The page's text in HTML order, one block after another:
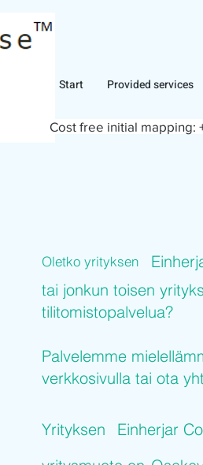
Start Provided services
Cost free initial mapping:
Oletko yrityksen
tai jonkun toisen
tilitomistopalvelua?
Palvelemme
verkkosivulla tai ota
Yrityksen
Einherjar